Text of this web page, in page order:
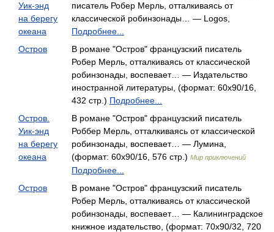
Уик-энд
на берегу
океана
писатель Робер Мерль, отталкиваясь от
классической робинзонады… — Logos,
Подробнее...
Остров
В романе "Остров" французский писатель
Робер Мерль, отталкиваясь от классической
робинзонады, воспевает… — Издательство
иностранной литературы, (формат: 60x90/16,
432 стр.) Подробнее...
Остров.
Уик-энд
на берегу
океана
В романе "Остров" французский писатель
Роббер Мерль, отталкиваясь от классической
робинзонады, воспевает… — Лумина,
(формат: 60x90/16, 576 стр.) Мир приключений
Подробнее...
Остров
В романе "Остров" французский писатель
Робер Мерль, отталкиваясь от классической
робинзонады, воспевает… — Калининградское
книжное издательство, (формат: 70x90/32, 720